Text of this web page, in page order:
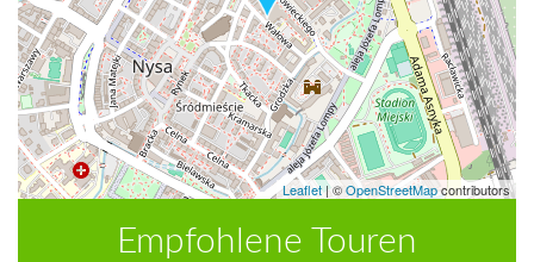
Leaflet|©OpenStreetMapcontributors
Empfohlene Touren